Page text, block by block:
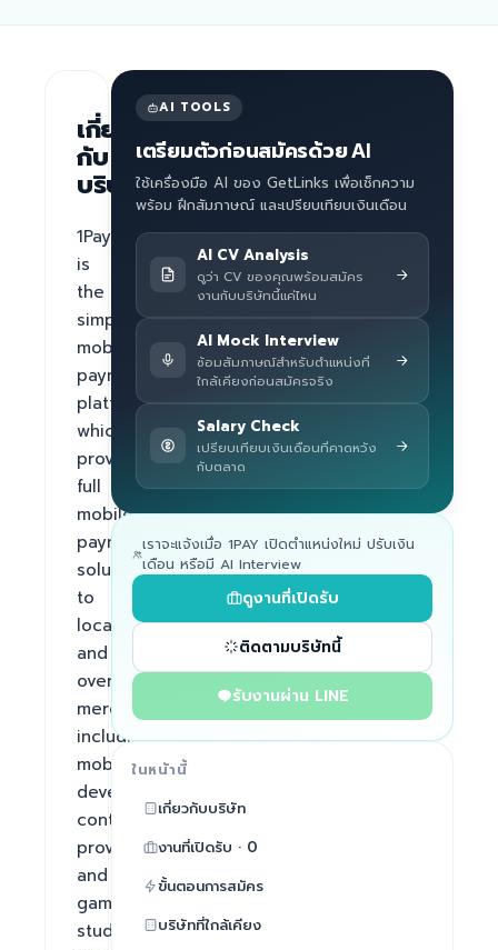
เกี่ยว
กับ
บริษัท
1Pay
is
the
simplest
mobile
payment
platform
which
provides
full
mobile
payment
solutions
to
local
and
oversea
merchants
including
mobile
developers,
content
providers
and
game
studios
AI TOOLS
เตรียมตัวก่อนสมัครด้วย AI
ใช้เครื่องมือ AI ของ GetLinks เพื่อเช็กความ
พร้อม ฝึกสัมภาษณ์ และเปรียบเทียบเงินเดือน
AI CV Analysis
ดูว่า CV ของคุณพร้อมสมัคร
งานกับบริษัทนี้แค่ไหน
AI Mock Interview
ซ้อมสัมภาษณ์สำหรับตำแหน่งที่
ใกล้เคียงก่อนสมัครจริง
Salary Check
เปรียบเทียบเงินเดือนที่คาดหวัง
กับตลาด
เราจะแจ้งเมื่อ 1PAY เปิดตำแหน่งใหม่ ปรับเงิน
เดือน หรือมี AI Interview
ดูงานที่เปิดรับ
ติดตามบริษัทนี้
รับงานผ่าน LINE
ในหน้านี้
เกี่ยวกับบริษัท
งานที่เปิดรับ · 0
ขั้นตอนการสมัคร
บริษัทที่ใกล้เคียง